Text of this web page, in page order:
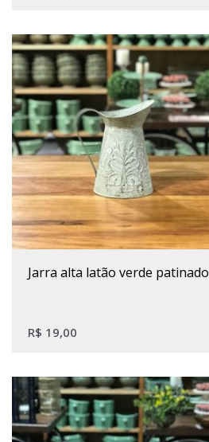
jarra alta latão verde patinado
R$ 19,00